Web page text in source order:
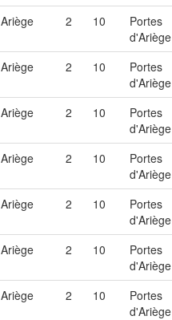
Ariège 2 10
Portes
d'Ariège
Ariège 2 10
Portes
d'Ariège
Ariège 2 10
Portes
d'Ariège
Ariège 2 10
Portes
d'Ariège
Ariège 2 10
Portes
d'Ariège
Ariège 2 10
Portes
d'Ariège
Ariège 2 10
Portes
d'Ariège